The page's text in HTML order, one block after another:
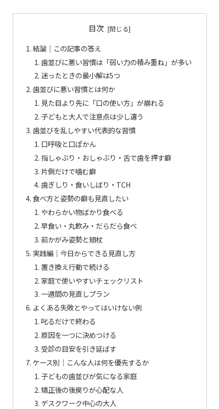
目次
結論｜この記事の答え
歯並びに悪い習慣は「弱い力の積み重ね」が多い
迷ったときの最小解は5つ
歯並びに悪い習慣とは何か
見た目より先に「口の使い方」が崩れる
子どもと大人で注意点は少し違う
歯並びを乱しやすい代表的な習慣
口呼吸と口ぽかん
指しゃぶり・おしゃぶり・舌で歯を押す癖
片側だけで噛む癖
歯ぎしり・食いしばり・TCH
食べ方と姿勢の癖も見直したい
やわらかい物ばかり食べる
早食い・丸飲み・だらだら食べ
前かがみ姿勢と頬杖
実践編｜今日からできる見直し方
置き換え行動で続ける
家庭で使いやすいチェックリスト
一週間の見直しプラン
よくある失敗とやってはいけない例
叱るだけで終わる
原因を一つに決めつける
受診の目安を引き延ばす
ケース別｜こんな人は何を優先するか
子どもの歯並びが気になる家庭
矯正後の後戻りが心配な人
デスクワーク中心の大人